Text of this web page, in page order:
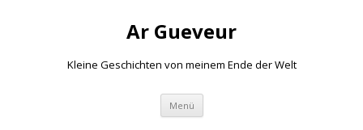
Ar Gueveur
Kleine Geschichten von meinem Ende der Welt
Menü Springe
Inhalt